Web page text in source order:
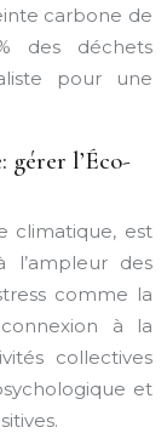
carbone de
des déchets
pour une
l’Éco-
climatique, est
l’ampleur des
comme la
à la
collectives
et